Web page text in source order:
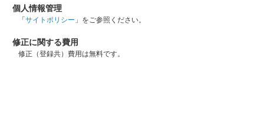
個人情報管理
「サイトポリシー 」をご参照ください。
修正に関する費用
修正（登録共）費用は無料です。